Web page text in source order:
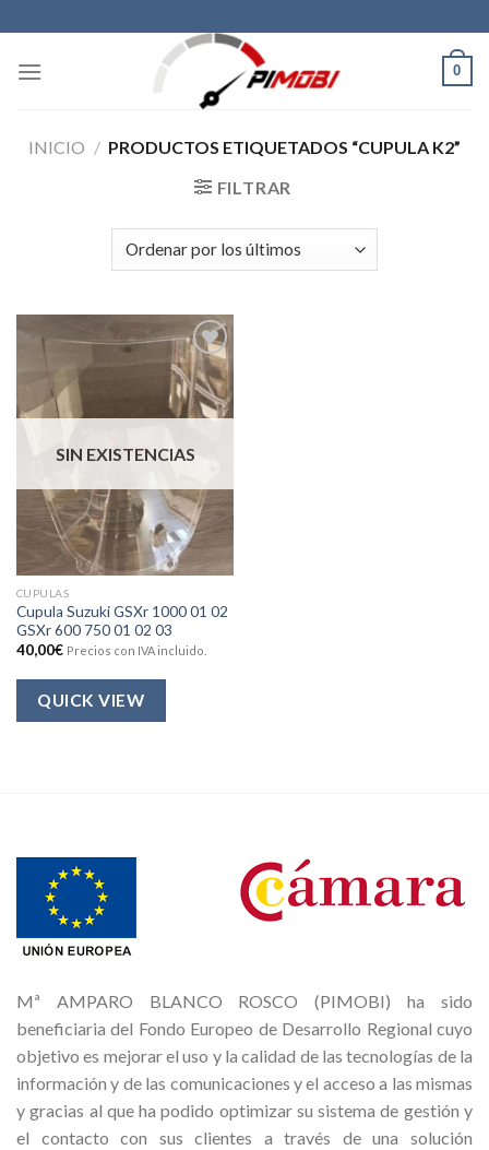
to
content
0
INICIO / PRODUCTOS ETIQUETADOS “CUPULA K2”
FILTRAR
Añadir
a la
deseos
SIN EXISTENCIAS
CUPULAS
Cupula Suzuki GSXr 1000 01 02
GSXr 600 750 01 02 03
40,00€ Precios con IVA incluido.
QUICK VIEW
Mª AMPARO BLANCO ROSCO (PIMOBI) ha sido
beneficiaria del Fondo Europeo de Desarrollo Regional cuyo
objetivo es mejorar el uso y la calidad de las tecnologías de la
información y de las comunicaciones y el acceso a las mismas
y gracias al que ha podido optimizar su sistema de gestión y
el contacto con sus clientes a través de una solución